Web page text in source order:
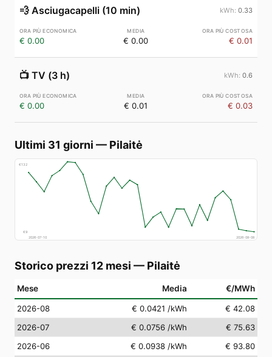
💨 Asciugacapelli (10 min) 0.33
€ 0.00 € 0.00 € 0.01
📺 TV (3 h) 0.6
€ 0.00 € 0.01 € 0.03
Ultimi 31 giorni — Pilaitė
€132
€9
2026-07-10
2026-08-08
Storico prezzi 12 mesi — Pilaitė
Mese Media €/MWh
2026-08 € 0.0421 /kWh
€ 42.08
2026-07
€ 0.0756 /kWh
€ 75.63
2026-06
€ 0.0938 /kWh
€ 93.80